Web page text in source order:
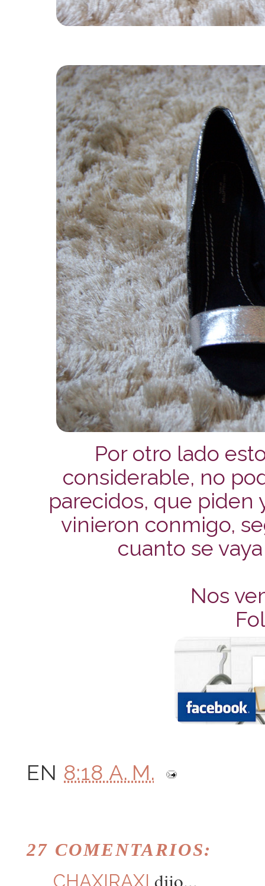
Por otro lado
considerable, no
parecidos, que piden
vinieron conmigo,
cuanto se
Nos
EN 8:18 A. M.
27 COMENTARIOS:
CHAXIRAXI dijo...